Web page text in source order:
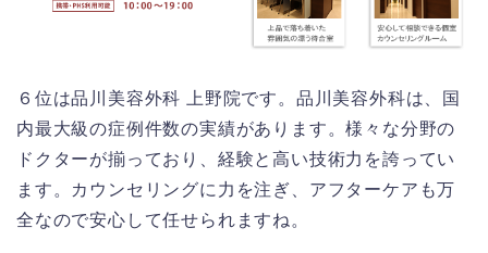
６位は品川美容外科 上野院です。品川美容外科は、国
内最大級の症例件数の実績があります。様々な分野の
ドクターが揃っており、経験と高い技術力を誇ってい
ます。カウンセリングに力を注ぎ、アフターケアも万
全なので安心して任せられますね。